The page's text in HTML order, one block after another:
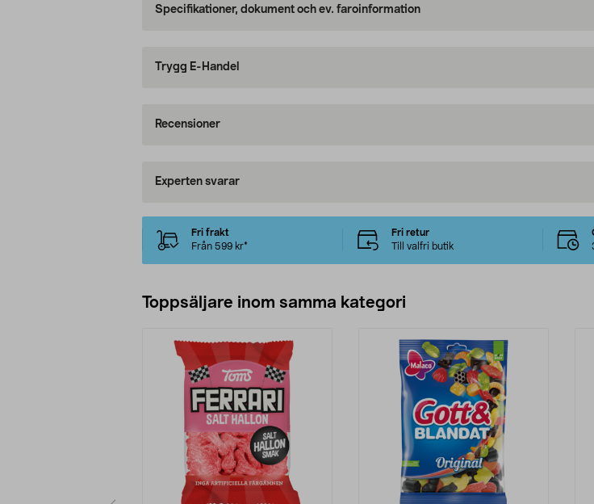
Specifikationer, dokument och ev. faroinformation
Trygg E-Handel
Recensioner
Experten svarar
Fri frakt
Från 599 kr*
Fri retur
Till valfri butik
Toppsäljare inom samma kategori